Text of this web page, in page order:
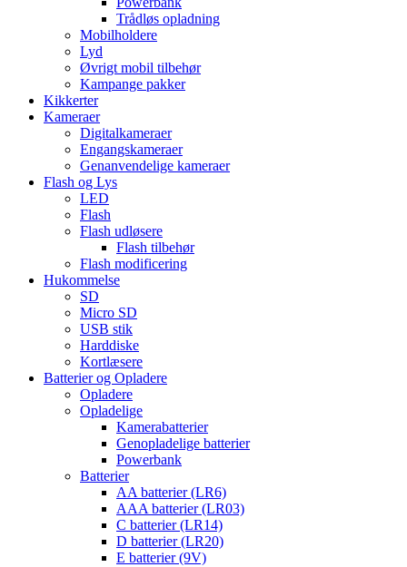
Trådløs opladning
Mobilholdere
Lyd
Øvrigt mobil tilbehør
Kampange pakker
Kikkerter
Kameraer
Digitalkameraer
Engangskameraer
Genanvendelige kameraer
Flash og Lys
LED
Flash
Flash udløsere
Flash tilbehør
Flash modificering
Hukommelse
SD
Micro SD
USB stik
Harddiske
Kortlæsere
Batterier og Opladere
Opladere
Opladelige
Kamerabatterier
Genopladelige batterier
Powerbank
Batterier
AA batterier (LR6)
AAA batterier (LR03)
C batterier (LR14)
D batterier (LR20)
E batterier (9V)